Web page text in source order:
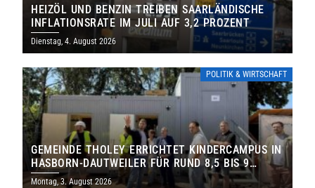
HEIZÖL UND BENZIN TREIBEN SAARLÄNDISCHE
INFLATIONSRATE IM JULI AUF 3,2 PROZENT
Dienstag, 4. August 2026
POLITIK & WIRTSCHAFT
GEMEINDE THOLEY ERRICHTET KINDERCAMPUS IN
HASBORN-DAUTWEILER FÜR RUND 8,5 BIS 9
MILLIONEN EURO
Montag, 3. August 2026